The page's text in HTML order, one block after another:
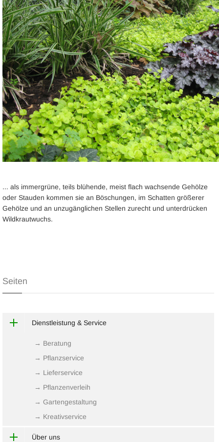
... als immergrüne, teils blühende, meist flach wachsende Gehölze
oder Stauden kommen sie an Böschungen, im Schatten größerer
Gehölze und an unzugänglichen Stellen zurecht und unterdrücken
Wildkrautwuchs.
Seiten
Dienstleistung & Service
→ Beratung
→ Pflanzservice
→ Lieferservice
→ Pflanzenverleih
→ Gartengestaltung
→ Kreativservice
Über uns